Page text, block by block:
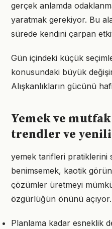
gerçek anlamda
yaratmak gerekiyor. Bu
sürede kendini çarpan
Gün içindeki küçük
konusundaki büyük
Alışkanlıkların gücünü
Yemek ve
trendler ve
yemek tarifleri pratiklerini
benimsemek, kaotik
çözümler üretmeyi
özgürlüğün önünü açıyor.
Planlama kadar esneklik